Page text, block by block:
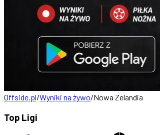
Offside.pl/Wyniki na żywo/Nowa Zelandia
Top Ligi